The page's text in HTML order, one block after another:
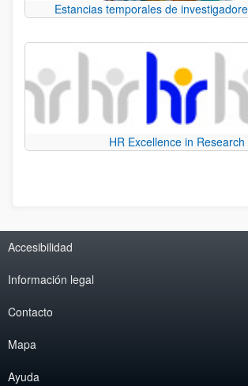
Estancias temporales de
HR Excellence in Research
Accesibilidad
Información legal
Contacto
Mapa
Ayuda